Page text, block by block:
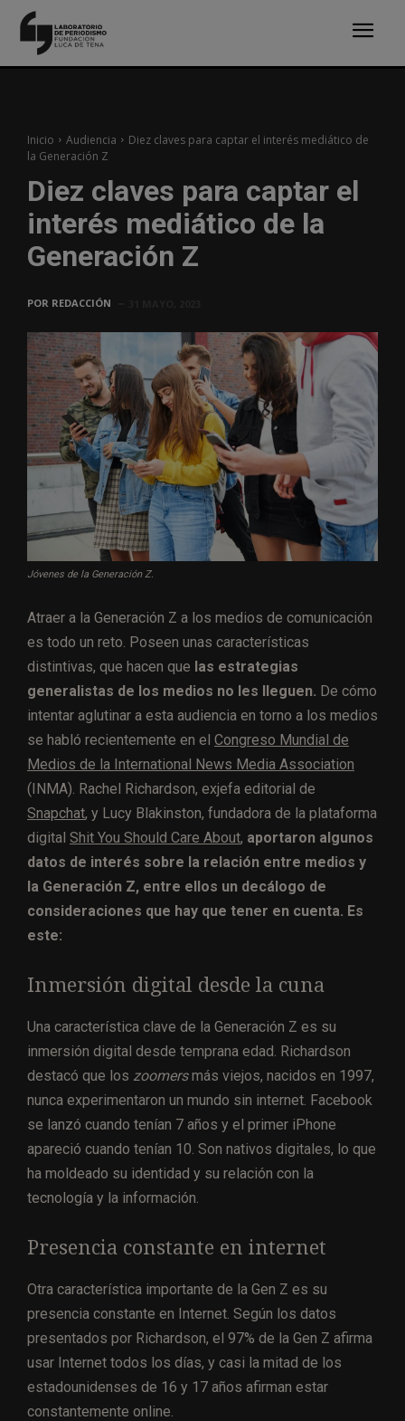
Inicio Audiencia
Diez claves para captar el interés mediático de
la Generación Z
Diez claves para captar el
interés mediático de la
Generación Z
POR REDACCIÓN
Jóvenes de la Generación Z.
Atraer a la Generación Z a los medios de comunicación
es todo un reto. Poseen unas características
distintivas, que hacen que las estrategias
generalistas de los medios no les lleguen. De cómo
intentar aglutinar a esta audiencia en torno a los medios
se habló recientemente en el Congreso Mundial de
Medios de la International News Media Association
(INMA). Rachel Richardson, exjefa editorial de
Snapchat, y Lucy Blakinston, fundadora de la plataforma
digital Shit You Should Care About, aportaron algunos
datos de interés sobre la relación entre medios y
la Generación Z, entre ellos un decálogo de
consideraciones que hay que tener en cuenta. Es
este:
Inmersión digital desde la cuna
Una característica clave de la Generación Z es su
inmersión digital desde temprana edad. Richardson
destacó que los zoomersmás viejos, nacidos en 1997,
nunca experimentaron un mundo sin internet. Facebook
se lanzó cuando tenían 7 años y el primer iPhone
apareció cuando tenían 10. Son nativos digitales, lo que
ha moldeado su identidad y su relación con la
tecnología y la información.
Presencia constante en internet
Otra característica importante de la Gen Z es su
presencia constante en Internet. Según los datos
presentados por Richardson, el 97% de la Gen Z afirma
usar Internet todos los días, y casi la mitad de los
estadounidenses de 16 y 17 años afirman estar
constantemente online.